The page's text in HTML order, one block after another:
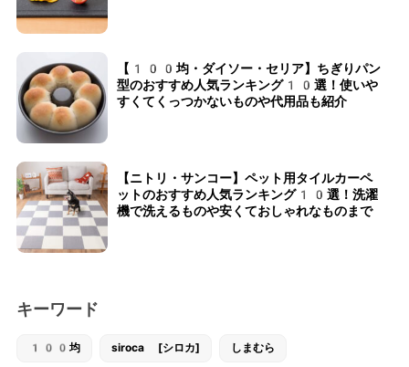
【100均・ダイソー・セリア】ちぎりパン
型のおすすめ人気ランキング10選！使いや
すくてくっつかないものや代用品も紹介
【ニトリ・サンコー】ペット用タイルカーペ
ットのおすすめ人気ランキング10選！洗濯
機で洗えるものや安くておしゃれなものまで
キーワード
100均 siroca [シロカ] しまむら